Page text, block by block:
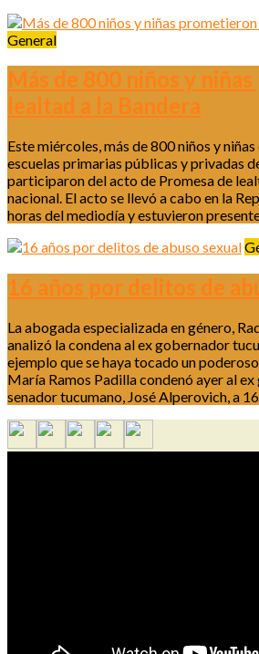
General
Más de 800 niños y
lealtad a la Bandera
Este miércoles, más de 800 niños y
escuelas primarias públicas y privadas
participaron del acto de Promesa de
nacional. El acto se llevó a cabo en la
horas del mediodía y estuvieron
16 años por delitos de
La abogada especializada en género,
analizó la condena al ex gobernador
ejemplo que se haya tocado un
María Ramos Padilla condenó ayer al
senador tucumano, José Alperovich, a